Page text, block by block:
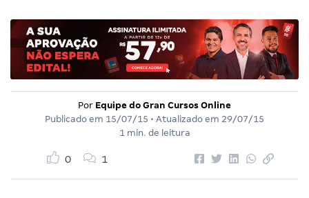
Por Equipe do Gran Cursos Online
Publicado em 15/07/15 • Atualizado em 29/07/15
1 min. de leitura
0 1